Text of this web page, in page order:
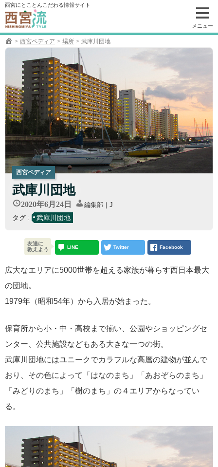
コ
ン
テ
ン
ツ
西宮にとことんこだわる情報サイト
メニュー
西宮ペディア 場所 武庫川団地
西宮ペディア
武庫川団地
2020年6月24日 編集部｜J
タグ : 武庫川団地
広大なエリアに5000世帯を超える家族が暮らす西日本最大
の団地。
1979年（昭和54年）から入居が始まった。
保育所から小・中・高校まで揃い、公園やショッピングセ
ンター、公共施設などもある大きな一つの街。
武庫川団地にはユニークでカラフルな高層の建物が並んで
おり、その色によって「はなのまち」「あおぞらのまち」
「みどりのまち」「樹のまち」の４エリアからなってい
る。
友達に
教えよう
LINE Twitter Facebook